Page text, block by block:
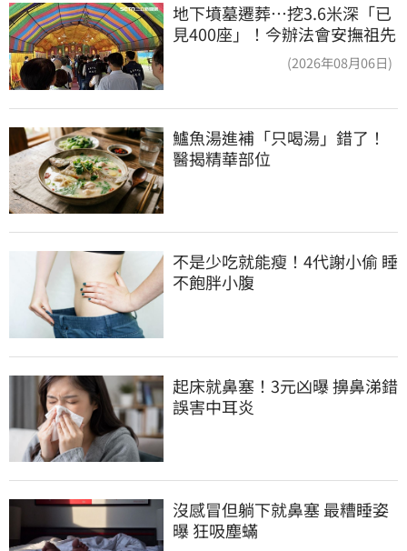
地下墳墓遷葬…挖3.6米深「已
見400座」！今辦法會安撫祖先
(2026年08月06日)
鱸魚湯進補「只喝湯」錯了！
醫揭精華部位
不是少吃就能瘦！4代謝小偷 睡
不飽胖小腹
起床就鼻塞！3元凶曝 擤鼻涕錯
誤害中耳炎
沒感冒但躺下就鼻塞 最糟睡姿
曝 狂吸塵蟎